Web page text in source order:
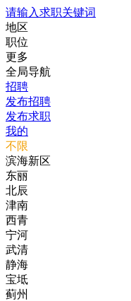
请输入求职关键词
地区
职位
更多
全局导航
招聘
发布招聘
发布求职
我的
不限
滨海新区
东丽
北辰
津南
西青
宁河
武清
静海
宝坻
蓟州